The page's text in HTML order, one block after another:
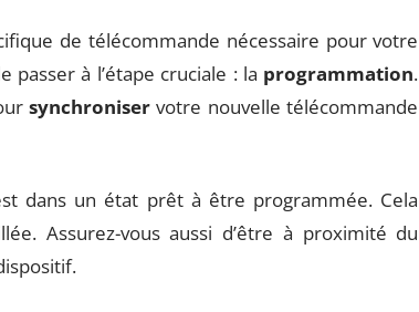
de télécommande nécessaire pour votre
passer à l’étape cruciale : la programmation.
synchroniser votre nouvelle télécommande
dans un état prêt à être programmée. Cela
Assurez-vous aussi d’être à proximité du